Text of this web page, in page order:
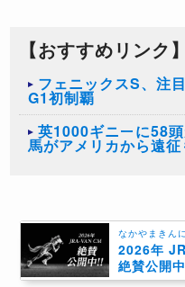
【おすすめリンク】
フェニックスS、注
G1初制覇
英1000ギニーに58
馬がアメリカから遠征
なかやまきん
2026年
絶賛公開